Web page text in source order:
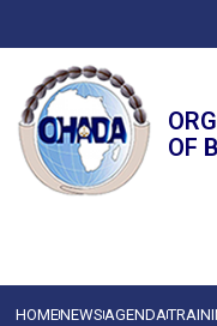
OF
HOMENEWSAGENDA